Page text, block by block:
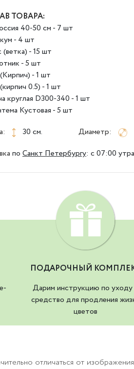
ТОВАРА:
40-50 см - 7 шт
- 4 шт
(ветка) - 15 шт
- 5 шт
- 1 шт
0.5) - 1 шт
круглая D300-340 - 1 шт
Кустовая - 5 шт
30 см. Диаметр:
по Санкт Петербургу: с 07:00
ПОДАРОЧНЫЙ
Дарим инструкцию по уходу
средство для продления
цветов
отличаться от